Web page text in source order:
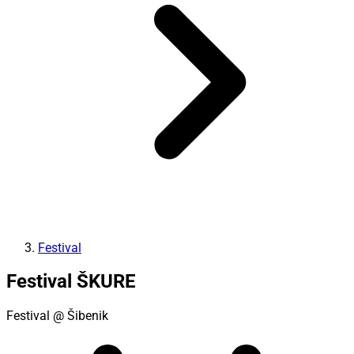
Festival
Festival ŠKURE
Festival @ Šibenik